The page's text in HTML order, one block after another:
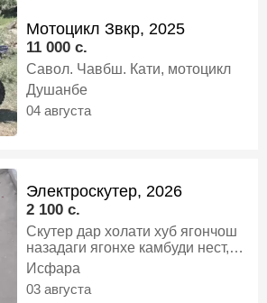
Мотоцикл Звкр, 2025
11 000 c.
Савол. Чавбш. Кати, мотоцикл
Душанбе
04 августа
Электроскутер, 2026
2 100 c.
Скутер дар холати хуб ягончош
назадаги ягонхе камбуди нест,
скутер
Исфара
03 августа